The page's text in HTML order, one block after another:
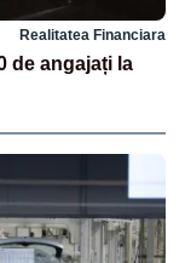
Realitatea Financiara
de angajați la